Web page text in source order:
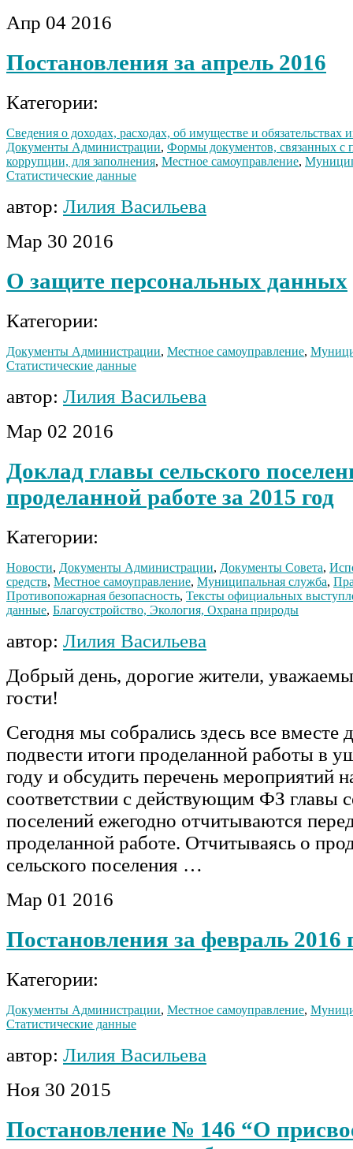
Апр 04 2016
Постановления за апрель 2016
Категории:
Сведения о доходах, расходах, об имуществе и обязательствах
Документы Администрации, Формы документов, связанных с
коррупции, для заполнения, Местное самоуправление,
Статистические данные
автор: Лилия Васильева
Мар 30 2016
О защите персональных данных
Категории:
Документы Администрации, Местное самоуправление,
Статистические данные
автор: Лилия Васильева
Мар 02 2016
Доклад главы сельского
проделанной работе за 2015 год
Категории:
Новости, Документы Администрации, Документы Совета,
средств, Местное самоуправление, Муниципальная служба,
Противопожарная безопасность, Тексты официальных
данные, Благоустройство, Экология, Охрана природы
автор: Лилия Васильева
Добрый день, дорогие жители,
гости!
Сегодня мы собрались здесь все вместе
подвести итоги проделанной работы в
году и обсудить перечень мероприятий
соответствии с действующим ФЗ главы
поселений ежегодно отчитываются
проделанной работе. Отчитываясь о
сельского поселения …
Мар 01 2016
Постановления за февраль 2016
Категории:
Документы Администрации, Местное самоуправление,
Статистические данные
автор: Лилия Васильева
Ноя 30 2015
Постановление № 146 “О